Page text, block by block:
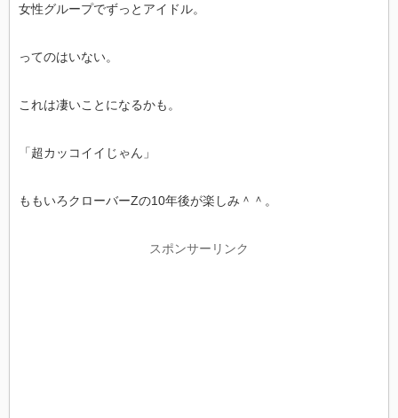
女性グループでずっとアイドル。
ってのはいない。
これは凄いことになるかも。
「超カッコイイじゃん」
ももいろクローバーZの10年後が楽しみ＾＾。
スポンサーリンク